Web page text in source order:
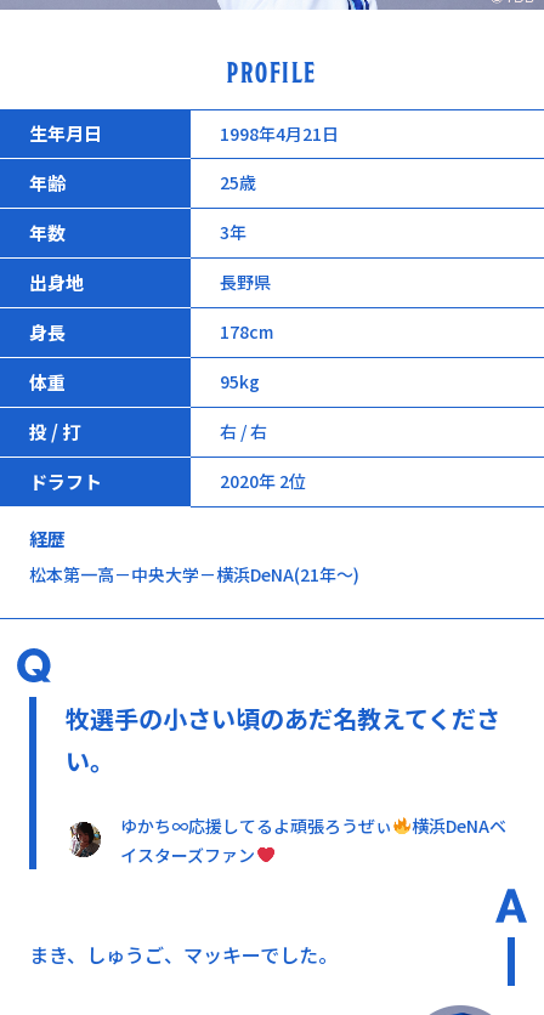
PROFILE
生年月日 1998年4月21日
年齢 25歳
年数 3年
出身地 長野県
身長 178cm
体重 95kg
投 / 打 右 / 右
ドラフト 2020年 2位
経歴
松本第一高－中央大学－横浜DeNA(21年～)
牧選手の小さい頃のあだ名教えてくださ
い。
ゆかち∞応援してるよ頑張ろうぜぃ
横浜DeNAベ
イスターズファン
まき、しゅうご、マッキーでした。